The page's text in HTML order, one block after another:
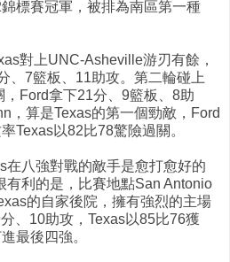
標賽冠軍，被排為南區第一種
對上UNC-Asheville游刃有餘，
、7籃板、11助攻。第二輪碰上
Ford拿下21分、9籃板、8助
，算是Texas的第一個勁敵，Ford
Texas以82比78驚險過關。
在八強對戰的敵手是愈打愈好的
有利的是，比賽地點San Antonio
的自家後院，擁有強烈的主場
、10助攻，Texas以85比76獲
最後四強。